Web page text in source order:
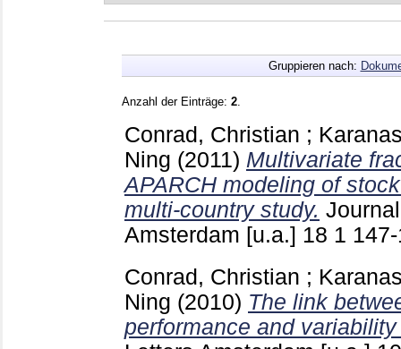
Gruppieren nach:
Anzahl der Einträge: 2
Conrad, Christian ;
Ning (2011) Multivariate
APARCH modeling of
multi-country study.
Amsterdam [u.a.] 18 1
Conrad, Christian ;
Ning (2010) The link
performance and